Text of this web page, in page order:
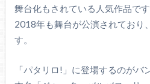
舞台化もされている人気作品です
2018年も舞台が公演されており
す。
「パタリロ!」に登場するのがバ